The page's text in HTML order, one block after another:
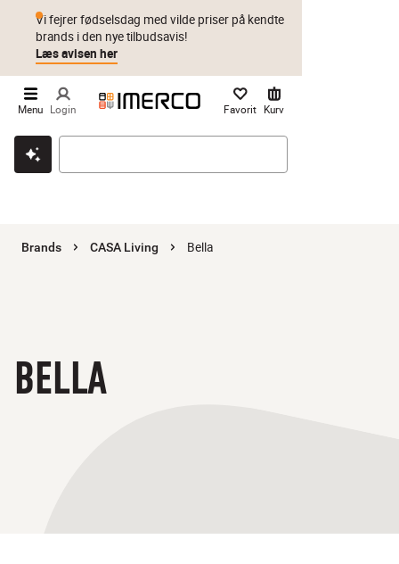
Klik & hent Byt i 1 år Prismatch
Vi fejrer fødselsdag med vilde priser på kendte
brands i den nye tilbudsavis!
Læs avisen her
Menu Login Favorit Kurv
Brands CASA Living Bella
BELLA